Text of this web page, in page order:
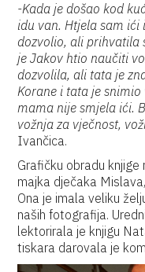
-Kada je došao kod
idu van. Htjela sam
dozvolio, ali prihvatila
je Jakov htio naučiti
dozvolila, ali tata je
Korane i tata je
mama nije smjela ići.
vožnja za vječnost,
Ivančica.
Grafičku obradu
majka dječaka
Ona je imala veliku
naših fotografija.
lektorirala je knjigu
tiskara darovala je